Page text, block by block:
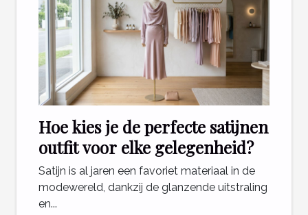
Hoe kies je de perfecte satijnen
outfit voor elke gelegenheid?
Satijn is al jaren een favoriet materiaal in de
modewereld, dankzij de glanzende uitstraling
en...